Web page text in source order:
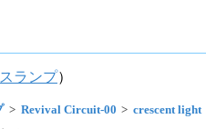
ランプ）
Revival Circuit-00 crescent light